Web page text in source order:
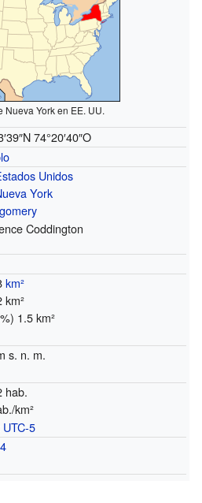
Nueva York en EE. UU.
74°20′40″O
Unidos
York
Coddington
km²
km²
1.5 km²
s. n. m.
hab.
km²
UTC-5